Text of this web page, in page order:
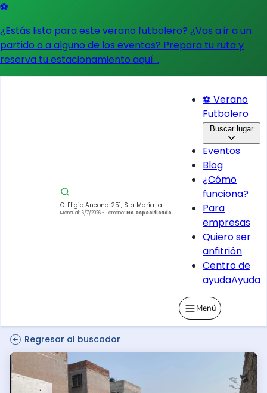
⚽
¿Estás listo para este verano futbolero? ¿Vas a ir a un
partido o a alguno de los eventos? Prepara tu ruta y
reserva tu estacionamiento aquí. .
C. Eligio Ancona 251, Sta María la
Ribera, Cuauhtémoc, 06400 Ciudad
Mensual: 6/7/2026- Tamaño: No especificado
⚽ Verano
Futbolero
Buscar lugar
Eventos
Blog
¿Cómo
funciona?
Para
empresas
Quiero ser
anfitrión
Centro de
ayudaAyuda
Menú
Regresar al buscador